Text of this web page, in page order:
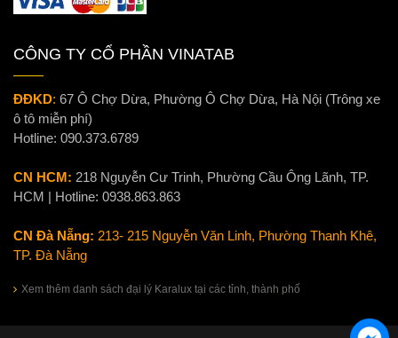
CÔNG TY CỔ PHẦN VINATAB
ĐĐKD: 67 Ô Chợ Dừa, Phường Ô Chợ Dừa, Hà Nội (Trông xe
ô tô miễn phí)
Hotline: 090.373.6789
CN HCM: 218 Nguyễn Cư Trinh, Phường Cầu Ông Lãnh, TP.
HCM | Hotline: 0938.863.863
CN Đà Nẵng: 213- 215 Nguyễn Văn Linh, Phường Thanh Khê,
TP. Đà Nẵng
Xem thêm danh sách đại lý Karalux tại các tỉnh, thành phố